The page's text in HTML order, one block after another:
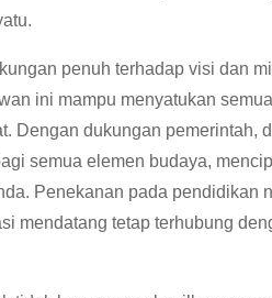
penuh terhadap visi dan
ini mampu menyatukan
Dengan dukungan pemerintah,
semua elemen budaya,
Penekanan pada pendidikan
mendatang tetap terhubung